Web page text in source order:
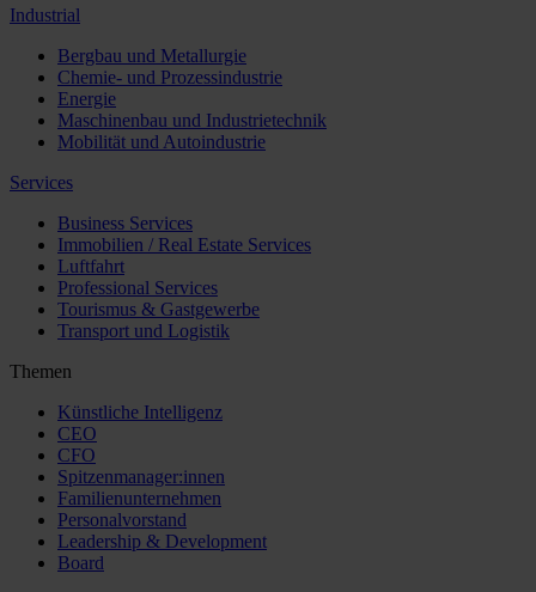
Industrial
Bergbau und Metallurgie
Chemie- und Prozessindustrie
Energie
Maschinenbau und Industrietechnik
Mobilität und Autoindustrie
Services
Business Services
Immobilien / Real Estate Services
Luftfahrt
Professional Services
Tourismus & Gastgewerbe
Transport und Logistik
Themen
Künstliche Intelligenz
CEO
CFO
Spitzenmanager:innen
Familienunternehmen
Personalvorstand
Leadership & Development
Board